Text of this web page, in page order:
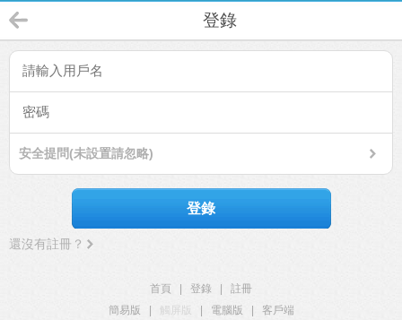
登錄
安全提問(未設置請忽略)
登錄
還沒有註冊？
首頁 登錄
註冊
簡易版
觸屏版 電腦版
客戶端